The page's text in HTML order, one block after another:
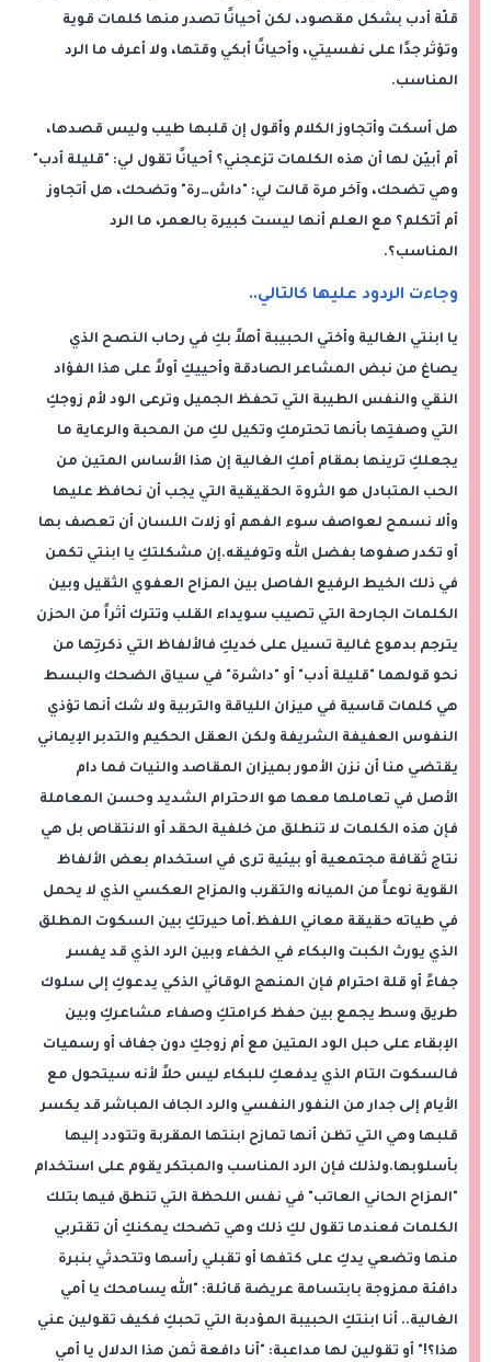
قلّة أدب بشكل مقصود، لكن أحيانًا تصدر منها كلمات قوية
وتؤثر جدًا على نفسيتي، وأحيانًا أبكي وقتها، ولا أعرف ما الرد
المناسب.
هل أسكت وأتجاوز الكلام وأقول إن قلبها طيب وليس قصدها،
أم أبيّن لها أن هذه الكلمات تزعجني؟ أحيانًا تقول لي: "قليلة أدب"
وهي تضحك، وآخر مرة قالت لي: "داش…رة" وتضحك، هل أتجاوز
أم أتكلم؟ مع العلم أنها ليست كبيرة بالعمر، ما الرد
المناسب؟.
وجاءت الردود عليها كالتالي..
يا ابنتي الغالية وأختي الحبيبة أهلاً بكِ في رحاب النصح الذي
يصاغ من نبض المشاعر الصادقة وأحييكِ أولاً على هذا الفؤاد
النقي والنفس الطيبة التي تحفظ الجميل وترعى الود لأم زوجكِ
التي وصفتِها بأنها تحترمكِ وتكيل لكِ من المحبة والرعاية ما
يجعلكِ ترينها بمقام أمكِ الغالية إن هذا الأساس المتين من
الحب المتبادل هو الثروة الحقيقية التي يجب أن نحافظ عليها
وألا نسمح لعواصف سوء الفهم أو زلات اللسان أن تعصف بها
أو تكدر صفوها بفضل الله وتوفيقه.إن مشكلتكِ يا ابنتي تكمن
في ذلك الخيط الرفيع الفاصل بين المزاح العفوي الثقيل وبين
الكلمات الجارحة التي تصيب سويداء القلب وتترك أثراً من الحزن
يترجم بدموع غالية تسيل على خديكِ فالألفاظ التي ذكرتِها من
نحو قولهما "قليلة أدب" أو "داشرة" في سياق الضحك والبسط
هي كلمات قاسية في ميزان اللياقة والتربية ولا شك أنها تؤذي
النفوس العفيفة الشريفة ولكن العقل الحكيم والتدبر الإيماني
يقتضي منا أن نزن الأمور بميزان المقاصد والنيات فما دام
الأصل في تعاملها معها هو الاحترام الشديد وحسن المعاملة
فإن هذه الكلمات لا تنطلق من خلفية الحقد أو الانتقاص بل هي
نتاج ثقافة مجتمعية أو بيئية ترى في استخدام بعض الألفاظ
القوية نوعاً من الميانه والتقرب والمزاح العكسي الذي لا يحمل
في طياته حقيقة معاني اللفظ.أما حيرتكِ بين السكوت المطلق
الذي يورث الكبت والبكاء في الخفاء وبين الرد الذي قد يفسر
جفاءً أو قلة احترام فإن المنهج الوقائي الذكي يدعوكِ إلى سلوك
طريق وسط يجمع بين حفظ كرامتكِ وصفاء مشاعركِ وبين
الإبقاء على حبل الود المتين مع أم زوجكِ دون جفاف أو رسميات
فالسكوت التام الذي يدفعكِ للبكاء ليس حلاً لأنه سيتحول مع
الأيام إلى جدار من النفور النفسي والرد الجاف المباشر قد يكسر
قلبها وهي التي تظن أنها تمازح ابنتها المقربة وتتودد إليها
بأسلوبها.ولذلك فإن الرد المناسب والمبتكر يقوم على استخدام
"المزاح الحاني العاتب" في نفس اللحظة التي تنطق فيها بتلك
الكلمات فعندما تقول لكِ ذلك وهي تضحك يمكنكِ أن تقتربي
منها وتضعي يدكِ على كتفها أو تقبلي رأسها وتتحدثي بنبرة
دافئة ممزوجة بابتسامة عريضة قائلة: "الله يسامحك يا أمي
الغالية.. أنا ابنتكِ الحبيبة المؤدبة التي تحبكِ فكيف تقولين عني
هذا؟!" أو تقولين لها مداعبة: "أنا دافعة ثمن هذا الدلال يا أمي